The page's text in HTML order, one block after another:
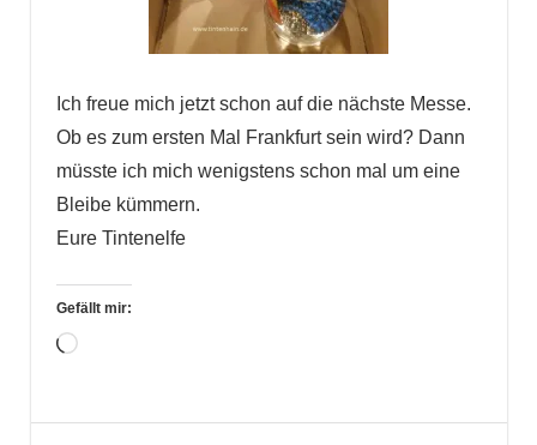
Ich freue mich jetzt schon auf die nächste Messe.
Ob es zum ersten Mal Frankfurt sein wird? Dann
müsste ich mich wenigstens schon mal um eine
Bleibe kümmern.
Eure Tintenelfe
Gefällt mir:
Wird